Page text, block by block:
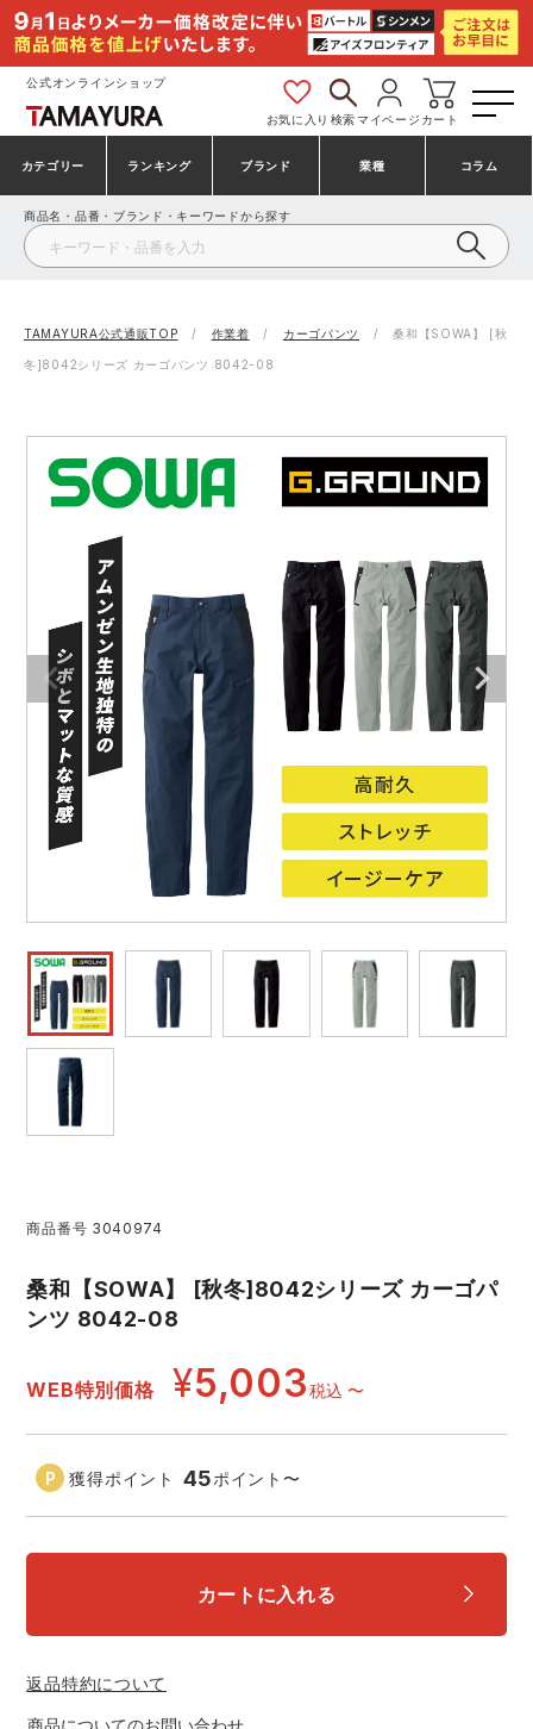
公式オンラインショップ
お気に入り 検索マイページ カート
カテゴリー
安全靴・作業靴
事務服・オフィスウェア
防寒着
作業用手袋
アウトドア・スポーツ
ワークスーツ
コンプレッションウェア
作業用ポロシャツ
安全保護具
レインウェア・カッパ
ヤッケ
ファン付き作業着・空調服
電熱ウェア・ヒートウェア
刺繍・プリント加工対象商品
ランキング
安全靴ランキング
安全靴スニーカーランキング
アシックス安全靴ランキング
ミズノ安全靴ランキング
作業着ランキング
アウトドアウェアランキング
つなぎランキング
空調服ランキング
コンプレッションウェアランキング
作業用ポロシャツランキング
作業用手袋ランキング
レインウェアランキング
コーコス ランキング
アイトス ランキング
ジーベック ランキング
ネーム刺繍・プリント加工対象商品
作業着
ニット
ブランド
アシックス
プーマ コンバース（CONVERSE）
アイズフロンティア TSDESIGN
ジーベック
クロダルマ 桑和
山田辰
おたふく手袋
ボンマックス
GUSH FORCE CUP
GDジャパン カーシーカシマ
シンメン
ニオイクリア
エアークラフト 自重堂
サーヴォ
スターライト工業
業種
建設・建築作業服
製造・工場作業服
大工・鳶作業服
農作業服
電気・設備作業服
配達・営業作業服
自動車整備士作業服
DIY・日曜大工作業服
飲食店ユニフォーム
運送・倉庫作業服
清掃・ビルメンテ作業服
夜間・高視認性安全服
コラム
商品名・品番・ブランド・キーワードから探す
TAMAYURA公式通販TOP 作業着 カーゴパンツ 桑和【SOWA】 [秋
冬]8042シリーズ カーゴパンツ 8042-08
商品番号 3040974
桑和【SOWA】 [秋冬]8042シリーズ カーゴパ
ンツ 8042-08
WEB特別価格 ¥5,003税込 〜
獲得ポイント 45ポイント 〜
カートに入れる
返品特約について
商品についてのお問い合わせ